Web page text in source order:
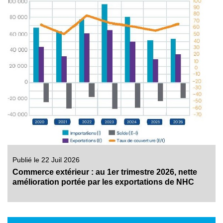
Publié le 22 Juil 2026
Commerce extérieur : au 1er trimestre 2026, nette
amélioration portée par les exportations de NHC